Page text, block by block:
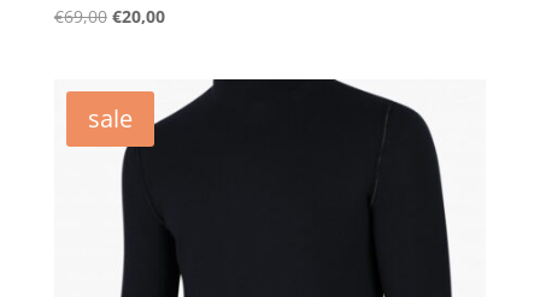
€69,00 Oorspronkelijke
€69,00.
€20,00Huidige
€20,00.
sale